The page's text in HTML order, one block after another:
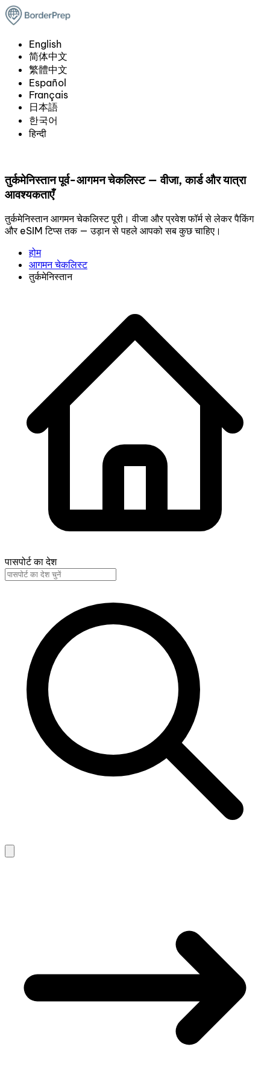
English
简体中文
繁體中文
Español
Français
日本語
한국어
हिन्दी
तुर्कमेनिस्तान पूर्व-आगमन चेकलिस्ट — वीजा, कार्ड और यात्रा
आवश्यकताएँ
तुर्कमेनिस्तान आगमन चेकलिस्ट पूरी। वीजा और प्रवेश फॉर्म से लेकर पैकिंग
और eSIM टिप्स तक — उड़ान से पहले आपको सब कुछ चाहिए।
होम
आगमन चेकलिस्ट
तुर्कमेनिस्तान
पासपोर्ट का देश